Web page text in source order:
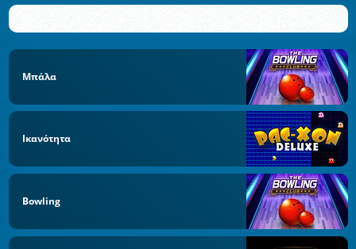
Μπάλα
Ικανότητα
Bowling